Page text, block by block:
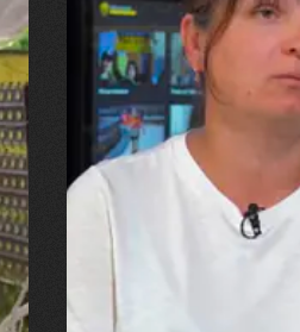
29.07.2026
Марина, Ваїд та Аміна
"Попри всі
зламалися:
свого вбитого
наших дітях"